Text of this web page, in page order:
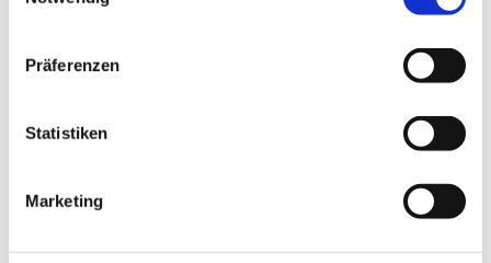
Präferenzen
Statistiken
Marketing